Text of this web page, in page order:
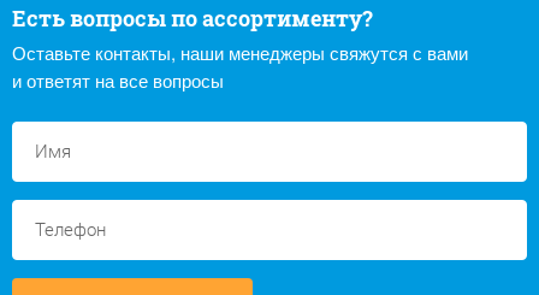
Есть вопросы по ассортименту?
Оставьте контакты, наши менеджеры свяжутся с вами
и ответят на все вопросы